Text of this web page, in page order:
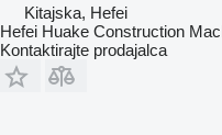
Kitajska, Hefei
Hefei Huake Construction
Kontaktirajte prodajalca